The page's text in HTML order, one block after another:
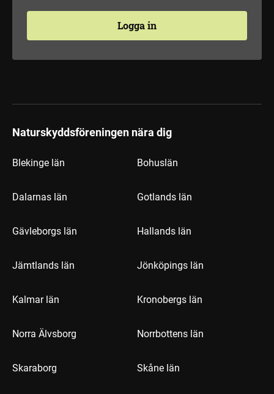
Logga in
Naturskyddsföreningen nära dig
Blekinge län Bohuslän
Dalarnas län Gotlands län
Gävleborgs län Hallands län
Jämtlands län Jönköpings län
Kalmar län Kronobergs län
Norra Älvsborg Norrbottens län
Skaraborg Skåne län